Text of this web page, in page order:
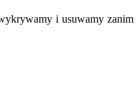
i usuwamy zanim